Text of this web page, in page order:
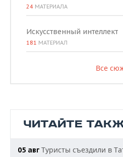
24 МАТЕРИАЛА
Искусственный интеллект
181 МАТЕРИАЛ
Все
ЧИТАЙТЕ
05 авг Туристы съездили в